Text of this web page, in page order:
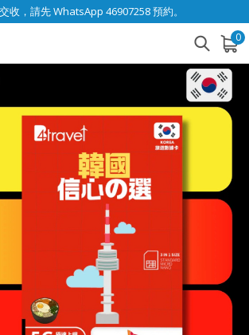
收，請先 WhatsApp 46907258 預約。
0
查看